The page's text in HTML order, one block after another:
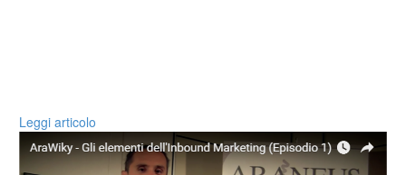
Leggi articolo